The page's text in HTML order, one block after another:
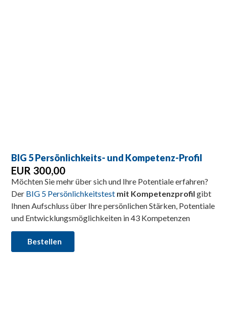
BIG 5 Persönlichkeits- und Kompetenz-Profil
EUR 300,00
Möchten Sie mehr über sich und Ihre Potentiale erfahren?
Der BIG 5 Persönlichkeitstest mit Kompetenzprofil gibt
Ihnen Aufschluss über Ihre persönlichen Stärken, Potentiale
und Entwicklungsmöglichkeiten in 43 Kompetenzen
Bestellen